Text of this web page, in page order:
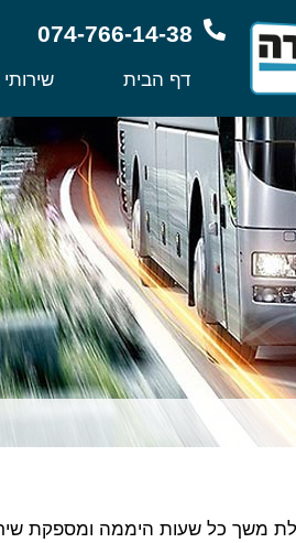
074-766-14-38
דף הבית
משך כל שעות היממה ומספקת